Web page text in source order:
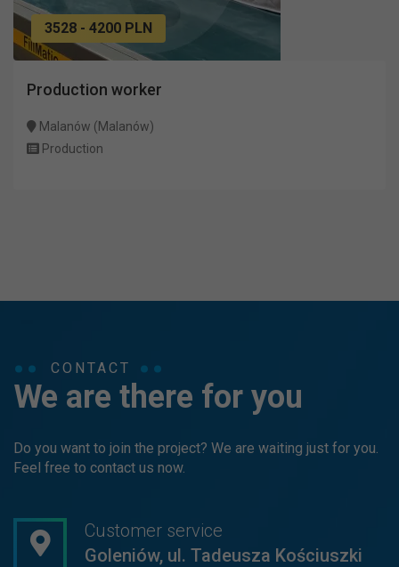
3528 - 4200 PLN
Production worker
Malanów (Malanów)
Production
CONTACT
We are there for you
Do you want to join the project? We are waiting just for you.
Feel free to contact us now.
Customer service
Goleniów, ul. Tadeusza Kościuszki